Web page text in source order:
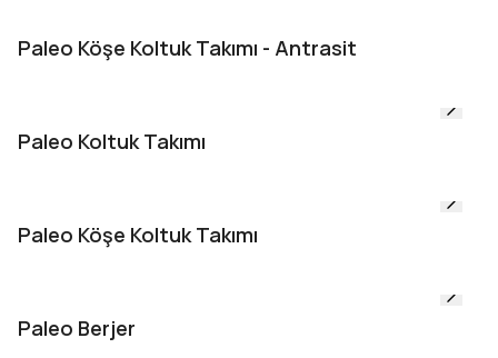
Paleo Köşe Koltuk Takımı - Antrasit
Paleo Koltuk Takımı
Paleo Köşe Koltuk Takımı
Paleo Berjer